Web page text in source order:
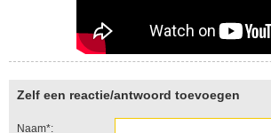
Zelf een reactie/antwoord toevoegen
Naam*: